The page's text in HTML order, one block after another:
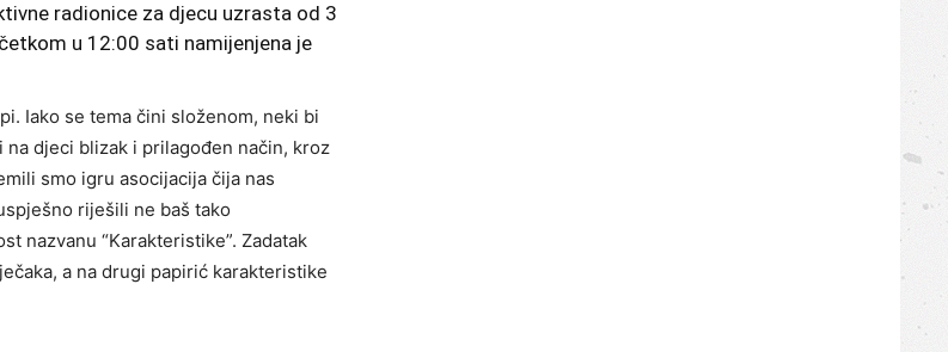
radionice za djecu uzrasta od 3
u 12:00 sati namijenjena je
Iako se tema čini složenom, neki bi
djeci blizak i prilagođen način, kroz
smo igru asocijacija čija nas
riješili ne baš tako
nazvanu “Karakteristike”. Zadatak
a na drugi papirić karakteristike